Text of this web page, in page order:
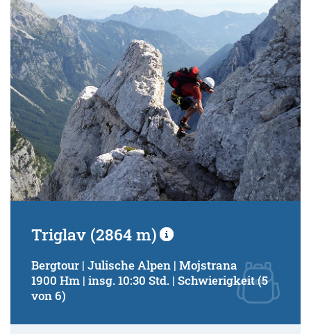
Triglav (2864 m)
Bergtour | Julische Alpen | Mojstrana
1900 Hm | insg. 10:30 Std. | Schwierigkeit (5
von 6)